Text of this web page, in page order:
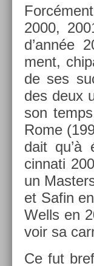
2000,
d’année
ment,
de ses
des deux
son
Rome
dait
cinnati
un
et Safin
Wells en
voir sa
Ce fut